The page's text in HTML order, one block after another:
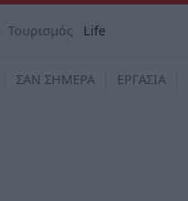
Τουρισμός Life
ΣΑΝ ΣΗΜΕΡΑ ΕΡΓΑΣΙΑ